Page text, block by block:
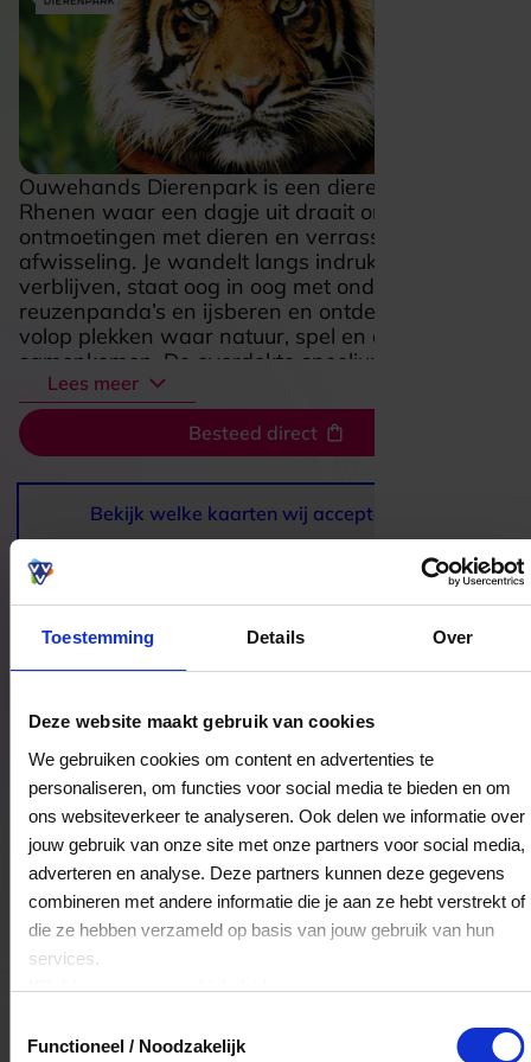
Toestemming Details Over
Deze website maakt gebruik van cookies
We gebruiken cookies om content en advertenties te
personaliseren, om functies voor social media te bieden en om
ons websiteverkeer te analyseren. Ook delen we informatie over
jouw gebruik van onze site met onze partners voor social media,
adverteren en analyse. Deze partners kunnen deze gegevens
combineren met andere informatie die je aan ze hebt verstrekt of
die ze hebben verzameld op basis van jouw gebruik van hun
services.
Klikhiervoor ons cookiebeleid.
Functioneel / Noodzakelijk
Ouwehands Dierenpark is een dierenpark in
Rhenen waar een dagje uit draait om bijzondere
ontmoetingen met dieren en verrassend veel
afwisseling. Je wandelt langs indrukwekkende
verblijven, staat oog in oog met onder meer
reuzenpanda’s en ijsberen en ontdekt onderweg
volop plekken waar natuur, spel en avontuur
samenkomen. De overdekte speeljungle
RavotAapia en Expeditie Berenbos geven het
park extra energie, waardoor het net zo leuk is
voor kinderen als voor volwassenen. Alles voelt
verzorgd, levendig en uitnodigend, met genoeg te
zien om je urenlang te vermaken. Wie houdt van
dieren, sfeer en een actief uitje in de buitenlucht,
vindt hier een bestemming die blijft hangen.
Lees meer
Besteed direct
Bekijk welke kaarten wij accepteren
Bestedingslocaties
Ouwehands Dierenpark
Grebbeweg 111
3911AV Rhenen
Veelgestelde Vragen
Kan ik het saldo in delen besteden?